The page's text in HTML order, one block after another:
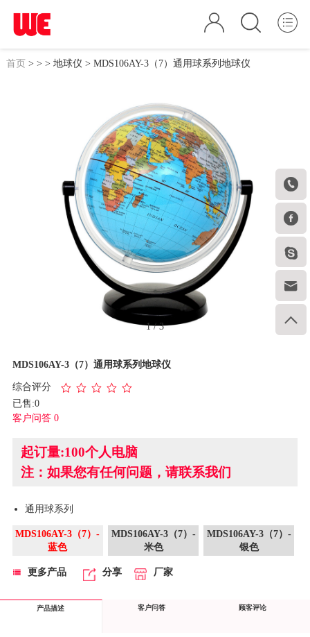





首页> > > 地球仪 > MDS106AY-3（7）通用球系列地球仪
1/3
MDS106AY-3（7）通用球系列地球仪
综合评分
已售:0
客户问答 0
起订量:100个人电脑
注：如果您有任何问题，请联系我们
​通用球系列
MDS106AY-3（7）-
蓝色
MDS106AY-3（7）-
米色
MDS106AY-3（7）-
银色
更多产品 分享 厂家
产品描述 客户问答 顾客评论